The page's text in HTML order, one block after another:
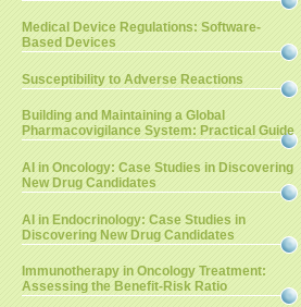
Medical Device Regulations: Software-
Based Devices
Susceptibility to Adverse Reactions
Building and Maintaining a Global
Pharmacovigilance System: Practical Guide
AI in Oncology: Case Studies in Discovering
New Drug Candidates
AI in Endocrinology: Case Studies in
Discovering New Drug Candidates
Immunotherapy in Oncology Treatment:
Assessing the Benefit-Risk Ratio